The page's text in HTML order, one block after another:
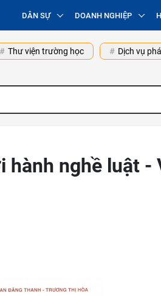
DÂN SỰ DOANH NGHIỆP
Thư viện trường học Dịch vụ
nghề luật -